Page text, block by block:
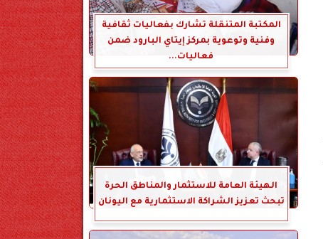
المكتبة المتنقلة تشارك بفعاليات ثقافية
وفنية وتوعوية بمركز إيتاي البارود ضمن
فعاليات...
الهيئة العامة للاستثمار والمناطق الحرة
تبحث تعزيز الشراكة الاستثمارية مع اليونان